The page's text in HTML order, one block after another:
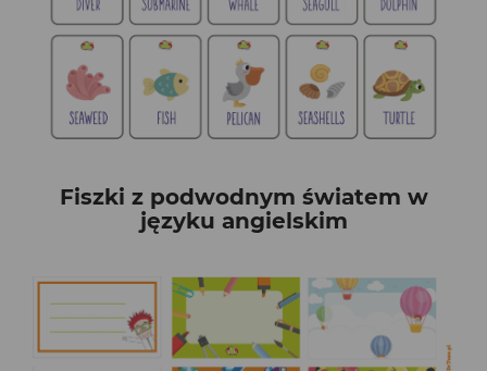
Fiszki z podwodnym światem w
języku angielskim